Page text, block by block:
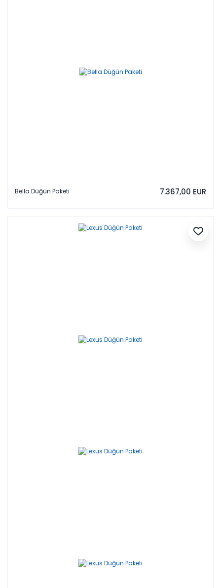
Bella Düğün Paketi 7.367,00 EUR